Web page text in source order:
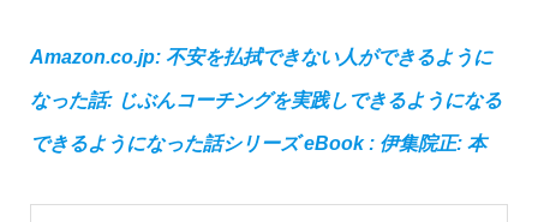
Amazon.co.jp: 不安を払拭できない人ができるように
なった話: じぶんコーチングを実践しできるようになる
できるようになった話シリーズ eBook : 伊集院正: 本